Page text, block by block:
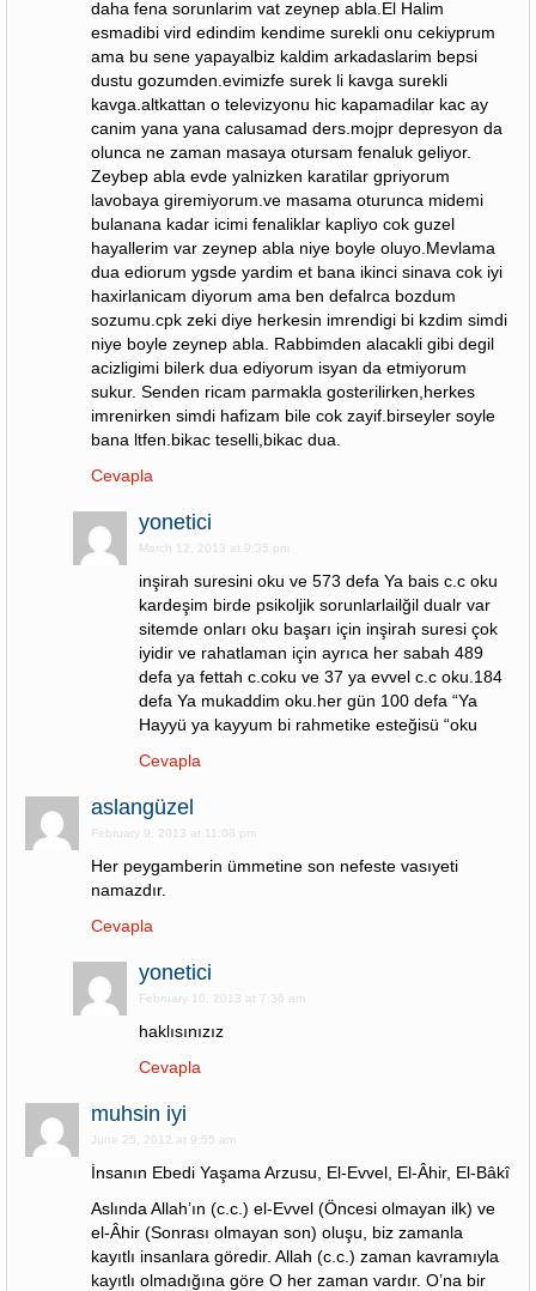
daha fena sorunlarim vat zeynep abla.El Halim
esmadibi vird edindim kendime surekli onu cekiyprum
ama bu sene yapayalbiz kaldim arkadaslarim bepsi
dustu gozumden.evimizfe surek li kavga surekli
kavga.altkattan o televizyonu hic kapamadilar kac ay
canim yana yana calusamad ders.mojpr depresyon da
olunca ne zaman masaya otursam fenaluk geliyor.
Zeybep abla evde yalnizken karatilar gpriyorum
lavobaya giremiyorum.ve masama oturunca midemi
bulanana kadar icimi fenaliklar kapliyo cok guzel
hayallerim var zeynep abla niye boyle oluyo.Mevlama
dua ediorum ygsde yardim et bana ikinci sinava cok iyi
haxirlanicam diyorum ama ben defalrca bozdum
sozumu.cpk zeki diye herkesin imrendigi bi kzdim simdi
niye boyle zeynep abla. Rabbimden alacakli gibi degil
acizligimi bilerk dua ediyorum isyan da etmiyorum
sukur. Senden ricam parmakla gosterilirken,herkes
imrenirken simdi hafizam bile cok zayif.birseyler soyle
bana ltfen.bikac teselli,bikac dua.
Cevapla
yonetici
March 12, 2013 at 9:35 pm
inşirah suresini oku ve 573 defa Ya bais c.c oku
kardeşim birde psikoljik sorunlarlailğil dualr var
sitemde onları oku başarı için inşirah suresi çok
iyidir ve rahatlaman için ayrıca her sabah 489
defa ya fettah c.coku ve 37 ya evvel c.c oku.184
defa Ya mukaddim oku.her gün 100 defa “Ya
Hayyü ya kayyum bi rahmetike esteğisü “oku
Cevapla
aslangüzel
February 9, 2013 at 11:08 pm
Her peygamberin ümmetine son nefeste vasıyeti
namazdır.
Cevapla
yonetici
February 10, 2013 at 7:36 am
haklısınızız
Cevapla
muhsin iyi
June 25, 2012 at 9:55 am
İnsanın Ebedi Yaşama Arzusu, El-Evvel, El-Âhir, El-Bâkî
Aslında Allah’ın (c.c.) el-Evvel (Öncesi olmayan ilk) ve
el-Âhir (Sonrası olmayan son) oluşu, biz zamanla
kayıtlı insanlara göredir. Allah (c.c.) zaman kavramıyla
kayıtlı olmadığına göre O her zaman vardır. O’na bir